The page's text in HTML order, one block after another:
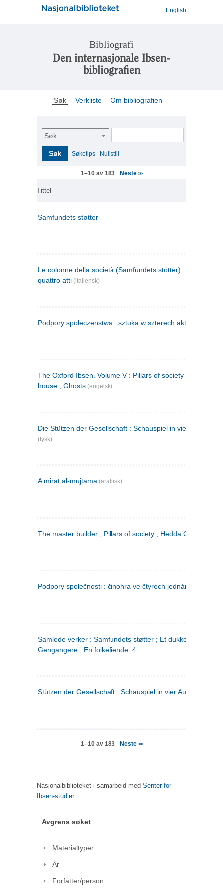
English
Bibliografi
Den internasjonale Ibsen-
bibliografien
Søk Verkliste Om bibliografien
Søk
Søk Søketips Nullstill
1–10 av 183 Neste >>
Tittel
Samfundets støtter
Le colonne della società (Samfundets stötter) : commedia
quattro atti (italiensk)
Podpory spoleczenstwa : sztuka w szterech aktach
The Oxford Ibsen. Volume V : Pillars of society ; A doll's
house ; Ghosts (engelsk)
Die Stützen der Gesellschaft : Schauspiel in vier Aufzügen
(tysk)
A mirat al-mujtama (arabisk)
The master builder ; Pillars of society ; Hedda Gabler
Podpory společnosti : činohra ve čtyrech jednáních
Samlede verker : Samfundets støtter ; Et dukkehjem ;
Gengangere ; En folkefiende. 4
Stützen der Gesellschaft : Schauspiel in vier Aufzügen
1–10 av 183 Neste >>
Nasjonalbiblioteket i samarbeid med Senter for
Ibsen-studier
Avgrens søket
Materialtyper
År
Forfatter/person